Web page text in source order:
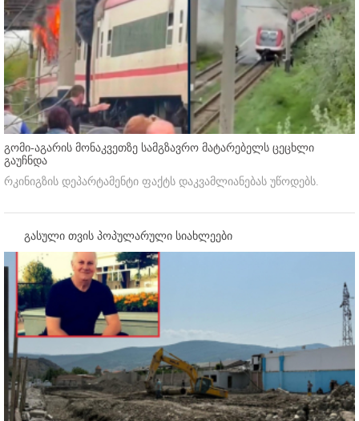
გომი-აგარის მონაკვეთზე სამგზავრო მატარებელს ცეცხლი
გაუჩნდა
რკინიგზის დეპარტამენტი ფაქტს დაკვამლიანებას უწოდებს.
გასული თვის პოპულარული სიახლეები